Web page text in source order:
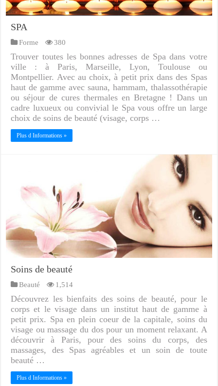
SPA
Forme 380
Trouver toutes les bonnes adresses de Spa dans votre
ville : à Paris, Marseille, Lyon, Toulouse ou
Montpellier. Avec au choix, à petit prix dans des Spas
haut de gamme avec sauna, hammam, thalassothérapie
ou séjour de cures thermales en Bretagne ! Dans un
cadre luxueux ou convivial le Spa vous offre un large
choix de soins de beauté (visage, corps …
Plus d Informations »
Soins de beauté
Beauté 1,514
Découvrez les bienfaits des soins de beauté, pour le
corps et le visage dans un institut haut de gamme à
petit prix. Spa en plein coeur de la capitale, soins du
visage ou massage du dos pour un moment relaxant. A
découvrir à Paris, pour des soins du corps, des
massages, des Spas agréables et un soin de toute
beauté …
Plus d Informations »